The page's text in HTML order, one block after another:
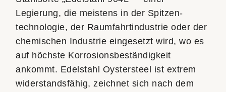
Legierung, die meistens in der Spitzen­
technologie, der Raumfahrt­industrie oder der
chemischen Industrie eingesetzt wird, wo es
auf höchste Korrosions­beständigkeit
ankommt. Edelstahl Oystersteel ist extrem
widerstandsfähig, zeichnet sich nach dem